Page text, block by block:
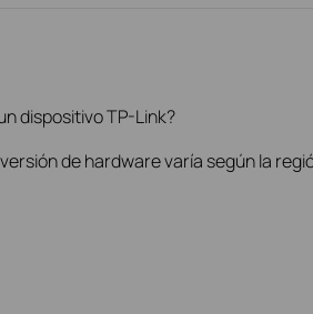
dispositivo TP-Link?
de hardware varía según la